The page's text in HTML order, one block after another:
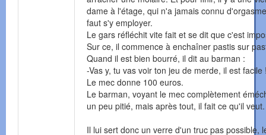
dame à l'étage, qui n'a jamais connu
faut s'y employer.
Le gars réfléchit vite fait et se dit que c'est
Sur ce, il commence à enchaîner pastis sur
Quand il est bien bourré, il dit au barman :
-Vas y, tu vas voir ton jeu de merde, il est facile
Le mec donne 100 euros.
Le barman, voyant le mec complètement
un peu pitié, mais après tout, il fait ce qu'il veut.
Il lui sert donc un verre d'un truc pas possible,